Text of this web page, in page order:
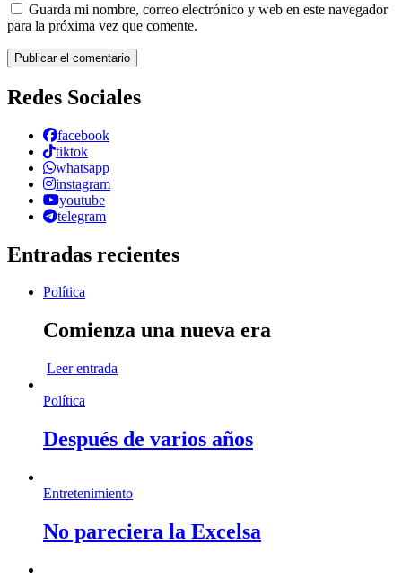
Guarda mi nombre, correo electrónico y web en este navegador
para la próxima vez que comente.
Redes Sociales
facebook
tiktok
whatsapp
instagram
youtube
telegram
Entradas recientes
Política
Comienza una nueva era
Leer entrada
Política
Después de varios años
Entretenimiento
No pareciera la Excelsa